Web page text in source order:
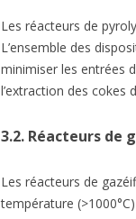
Les réacteurs de
L’ensemble des
minimiser les entrées
l’extraction des cokes
3.2. Réacteurs de
Les réacteurs de
température